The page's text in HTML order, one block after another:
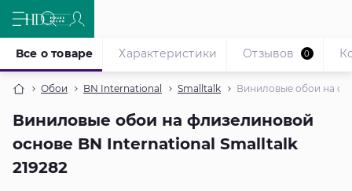
Обои BN International Smalltalk Виниловые обои на
Виниловые обои на флизелиновой
основе BN International Smalltalk
219282
Все о товаре Характеристики Отзывов 0